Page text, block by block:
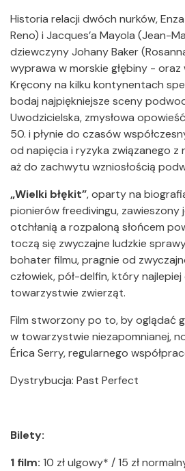
Historia relacji dwóch nurków,
Reno) i Jacques’a Mayola (Jean-
dziewczyny Johany Baker
wyprawa w morskie głębiny - oraz
Kręcony na kilku kontynentach
bodaj najpiękniejsze sceny
Uwodzicielska, zmysłowa
50. i płynie do czasów
od napięcia i ryzyka związanego z
aż do zachwytu wzniosłością
„Wielki błękit”, oparty na
pionierów freedivingu, zawieszony
otchłanią a rozpaloną słońcem
toczą się zwyczajne ludzkie
bohater filmu, pragnie od
człowiek, pół-delfin, który
towarzystwie zwierząt.
Film stworzony po to, by oglądać
w towarzystwie niezapomnianej,
Érica Serry, regularnego
Dystrybucja: Past Perfect
Bilety:
1 film: 10 zł ulgowy* / 15 zł